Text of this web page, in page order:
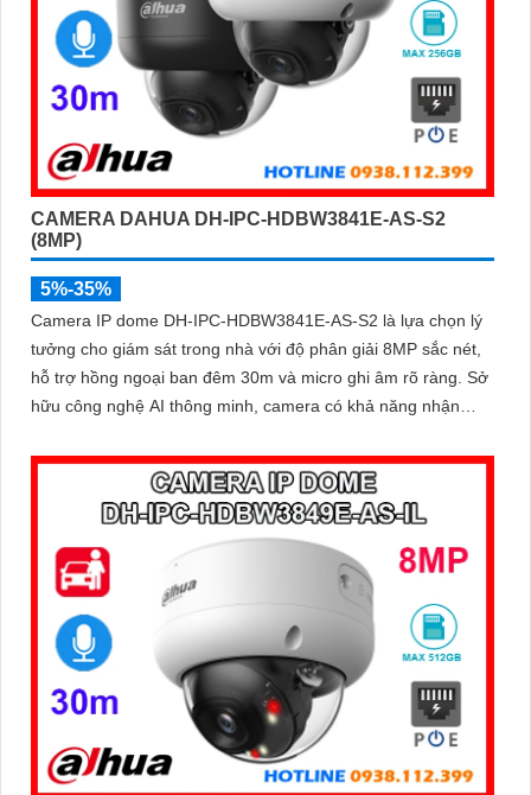
CAMERA DAHUA DH-IPC-HDBW3841E-AS-S2
(8MP)
5%-35%
Camera IP dome DH-IPC-HDBW3841E-AS-S2 là lựa chọn lý
tưởng cho giám sát trong nhà với độ phân giải 8MP sắc nét,
hỗ trợ hồng ngoại ban đêm 30m và micro ghi âm rõ ràng. Sở
hữu công nghệ AI thông minh, camera có khả năng nhận
tăng độ chính xác trong cảnh báo an ninh